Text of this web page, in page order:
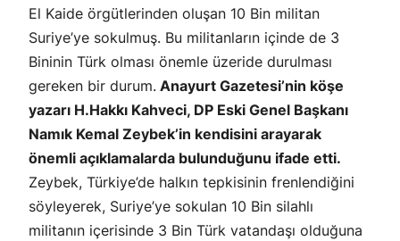
El Kaide örgütlerinden oluşan 10 Bin militan
Suriye’ye sokulmuş. Bu militanların içinde de 3
Bininin Türk olması önemle üzeride durulması
gereken bir durum. Anayurt Gazetesi’nin köşe
yazarı H.Hakkı Kahveci, DP Eski Genel Başkanı
Namık Kemal Zeybek’in kendisini arayarak
önemli açıklamalarda bulunduğunu ifade etti.
Zeybek, Türkiye’de halkın tepkisinin frenlendiğini
söyleyerek, Suriye’ye sokulan 10 Bin silahlı
militanın içerisinde 3 Bin Türk vatandaşı olduğuna